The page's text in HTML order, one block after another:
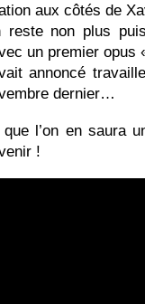
aux côtés de
reste non plus
un premier opus
annoncé
dernier…
l’on en saura
!